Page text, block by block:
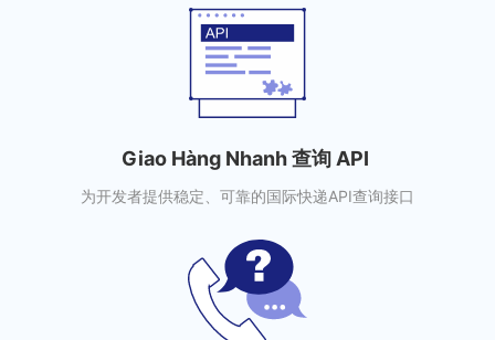
Giao Hàng Nhanh 查询 API
为开发者提供稳定、可靠的国际快递API查询接口